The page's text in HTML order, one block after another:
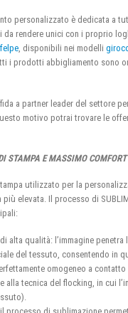
personalizzato è dedicata a
da rendere unici con i proprio
felpe, disponibili nei modelli
i prodotti abbigliamento sono
a partner leader del settore
motivo potrai trovare le
STAMPA E MASSIMO
utilizzato per la
elevata. Il processo di
alta qualità: l’immagine penetra
del tessuto, consentendo in
omogeneo a contatto
alla tecnica del flocking, in cui